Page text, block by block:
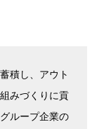
積し、アウト
みづくりに貢
ループ企業の